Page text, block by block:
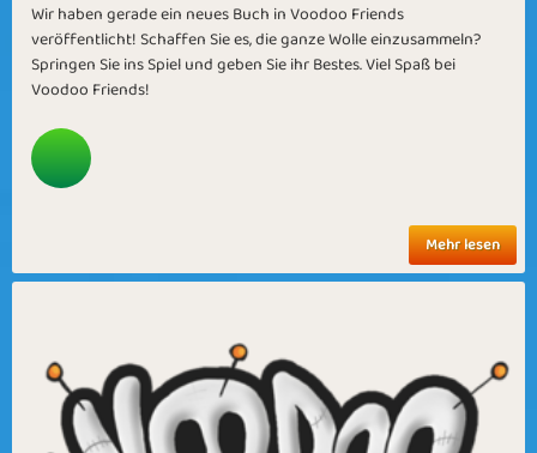
Wir haben gerade ein neues Buch in Voodoo Friends
veröffentlicht! Schaffen Sie es, die ganze Wolle einzusammeln?
Springen Sie ins Spiel und geben Sie ihr Bestes. Viel Spaß bei
Voodoo Friends!
Mehr lesen